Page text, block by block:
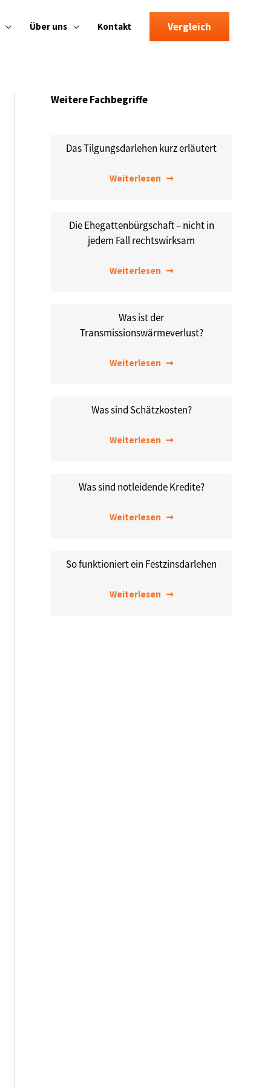
Über uns Kontakt Vergleich
Weitere Fachbegriffe
Das Tilgungsdarlehen kurz erläutert
Weiterlesen
Die Ehegattenbürgschaft – nicht in
jedem Fall rechtswirksam
Weiterlesen
Was ist der
Transmissionswärmeverlust?
Weiterlesen
Was sind Schätzkosten?
Weiterlesen
Was sind notleidende Kredite?
Weiterlesen
So funktioniert ein Festzinsdarlehen
Weiterlesen